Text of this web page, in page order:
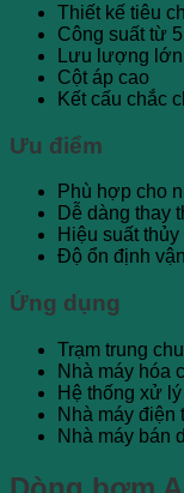
Thiết kế tiêu
Công suất từ
Lưu lượng lớn
Cột áp cao
Kết cấu chắc
Ưu điểm
Phù hợp cho
Dễ dàng thay
Hiệu suất
Độ ổn định
Ứng dụng
Trạm trung
Nhà máy hóa
Hệ thống xử
Nhà máy điện
Nhà máy bán